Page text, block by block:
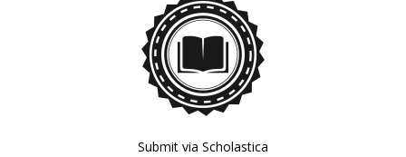
Submit via Scholastica